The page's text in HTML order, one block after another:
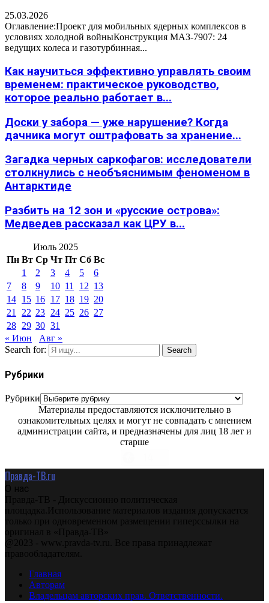
25.03.2026
Оглавление:Проект для мобильных ядерных комплексов в
условиях холодной войныКонструкция МАЗ-7907: 24
ведущих колеса и газотурбинная...
Как научиться эффективно управлять своим
временем: практическое руководство,
которое реально работает в...
Доски у забора — уже нарушение? Когда
дачника могут оштрафовать за хранение...
Загадка черных саркофагов: исследователи
столкнулись с необъяснимым феноменом в
Антарктиде
Разбить на 12 зон и «русские острова»:
Медведев рассказал как ЦРУ в...
Июль 2025
Пн Вт Ср Чт Пт Сб Вс
1
2 3 4 5
6
7
8 9 10 11 12 13
14 15 16 17 18 19 20
21
22 23 24 25 26 27
28 29 30 31
« Июн
Авг »
Search for:
Search
Рубрики
Рубрики
Материалы предоставляются исключительно в
ознакомительных целях и могут не совпадать с мнением
администрации сайта, и предназначены для лиц 18 лет и
старше
Правда-ТВ.ru
О нас
Правда-ТВ - Дискуссионно политическая
площадка.Использование материалов издания допускается
только при одновременном размещении гиперссылки на
оригинал в «Правда-ТВ»
@2023 - www.pravda-tv.ru. Все права принадлежат
правообладателям.
Главная
Авторам
Владельцам авторских прав. Ответственности.